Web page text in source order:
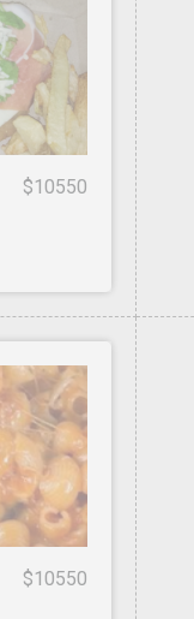
$10550
$10550